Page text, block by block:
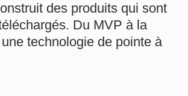
des produits qui sont
Du MVP à la
technologie de pointe à